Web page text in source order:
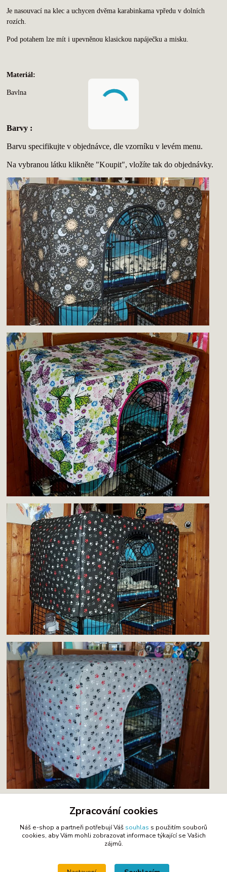
Je nasouvací na klec a uchycen dvěma karabinkama vpředu v dolních
rozích.
Pod potahem lze mít i upevněnou klasickou napáječku a misku.
Materiál:
Bavlna
Barvy :
Barvu specifikujte v objednávce, dle vzorníku v levém menu.
Na vybranou látku klikněte "Koupit", vložíte tak do objednávky.
Zboží zařazeno v kategoriích
Klec Perfect, Tiaki - Pelíšky, dečky a potahy
Zpracování cookies
Náš e-shop a partneři potřebují Váš souhlas s použitím souborů
cookies, aby Vám mohli zobrazovat informace týkající se Vašich
zájmů.